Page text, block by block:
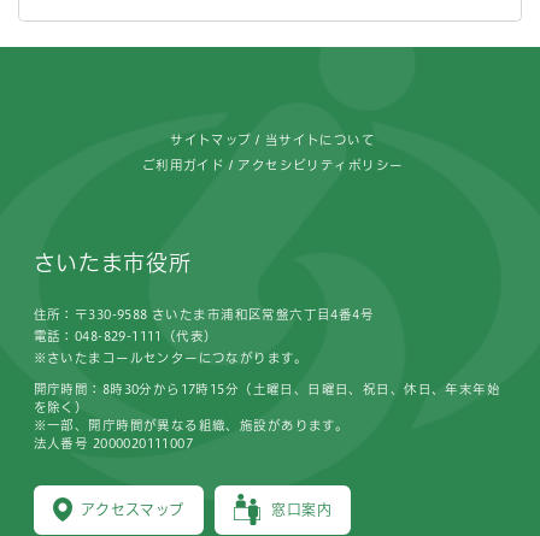
サイトマップ 当サイトについて
ご利用ガイド アクセシビリティポリシー
さいたま市役所
住所：〒330-9588 さいたま市浦和区常盤六丁目4番4号
電話：048-829-1111（代表）
※さいたまコールセンターにつながります。
アクセスマップ 窓口案内
開庁時間：8時30分から17時15分（土曜日、日曜日、祝日、休日、年末年始
を除く）
※一部、開庁時間が異なる組織、施設があります。
法人番号 2000020111007